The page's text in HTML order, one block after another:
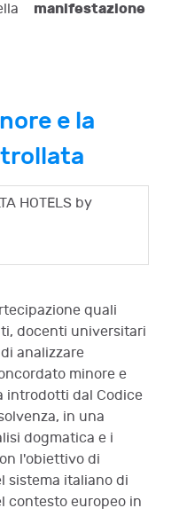
manifestazione
e la
HOTELS by
quali
docenti universitari
analizzare
minore e
introdotti dal Codice
in una
dogmatica e i
l'obiettivo di
sistema italiano di
contesto europeo in